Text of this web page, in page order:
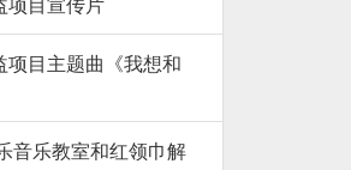
目主题曲《我想和
音乐教室和红领巾解